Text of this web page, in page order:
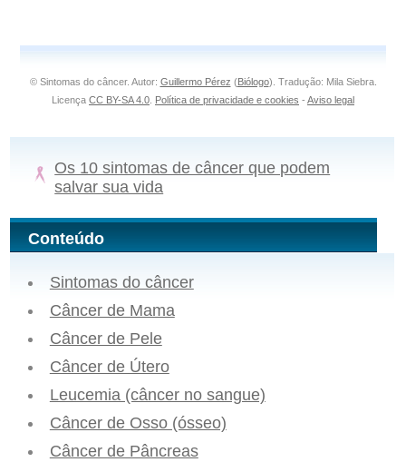
Os 10 sintomas de câncer que podem
salvar sua vida
Conteúdo
Sintomas do câncer
Câncer de Mama
Câncer de Pele
Câncer de Útero
Leucemia (câncer no sangue)
Câncer de Osso (ósseo)
Câncer de Pâncreas
© Sintomas do câncer. Autor: Guillermo Pérez (Biólogo). Tradução: Mila Siebra.
Licença CC BY-SA 4.0 Política de privacidade e cookies - Aviso legal